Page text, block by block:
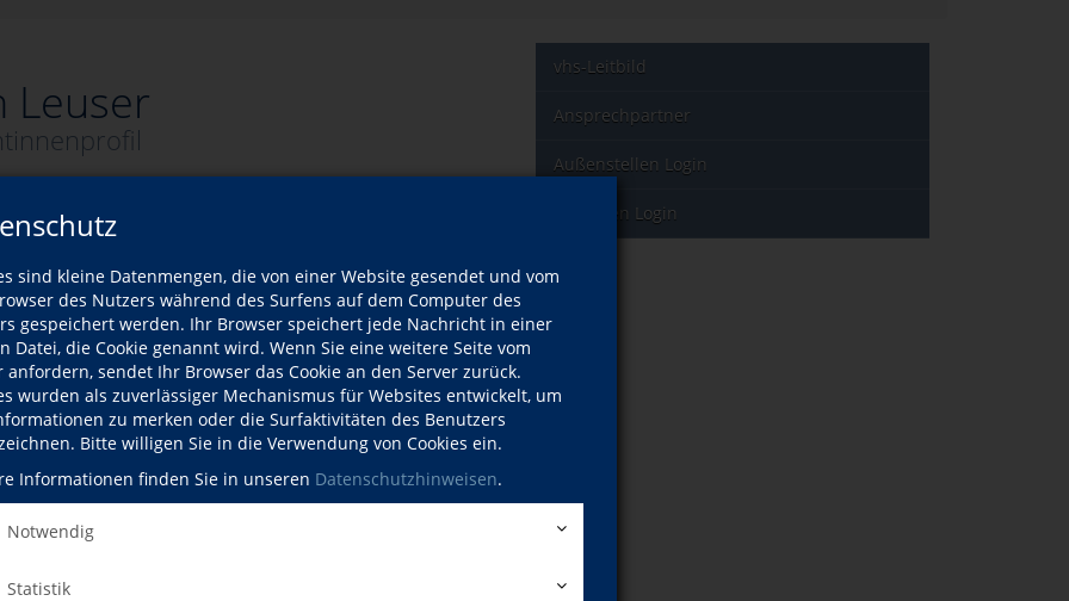
sind kleine Datenmengen, die von einer Website gesendet und vom
des Nutzers während des Surfens auf dem Computer des
gespeichert werden. Ihr Browser speichert jede Nachricht in einer
Datei, die Cookie genannt wird. Wenn Sie eine weitere Seite vom
anfordern, sendet Ihr Browser das Cookie an den Server zurück.
wurden als zuverlässiger Mechanismus für Websites entwickelt, um
zu merken oder die Surfaktivitäten des Benutzers
Bitte willigen Sie in die Verwendung von Cookies ein.
Informationen finden Sie in unseren Datenschutzhinweisen.
Notwendig
Statistik
Leuser
Dozentin
Wann?
Mo., 21.09.2026
Mo., 21.09.2026
vhs-Leitbild
Ansprechpartner
Außenstellen Login
Dozenten Login